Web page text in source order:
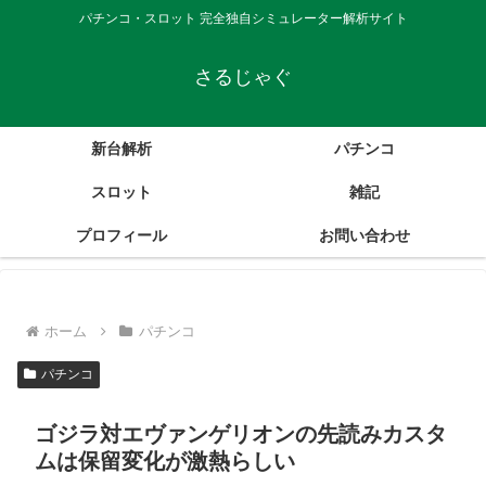
パチンコ・スロット 完全独自シミュレーター解析サイト
さるじゃぐ
新台解析 パチンコ
スロット 雑記
プロフィール お問い合わせ
ホーム パチンコ
パチンコ
ゴジラ対エヴァンゲリオンの先読みカスタ
ムは保留変化が激熱らしい